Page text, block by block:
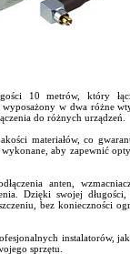
10 metrów, który
wyposażony w dwa różne
do różnych urządzeń.
materiałów, co
aby zapewnić
anten,
Dzięki swojej
bez konieczności
instalatorów,
sprzętu.